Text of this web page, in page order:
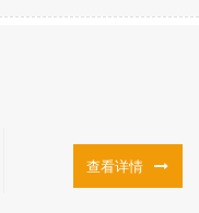
查看详情